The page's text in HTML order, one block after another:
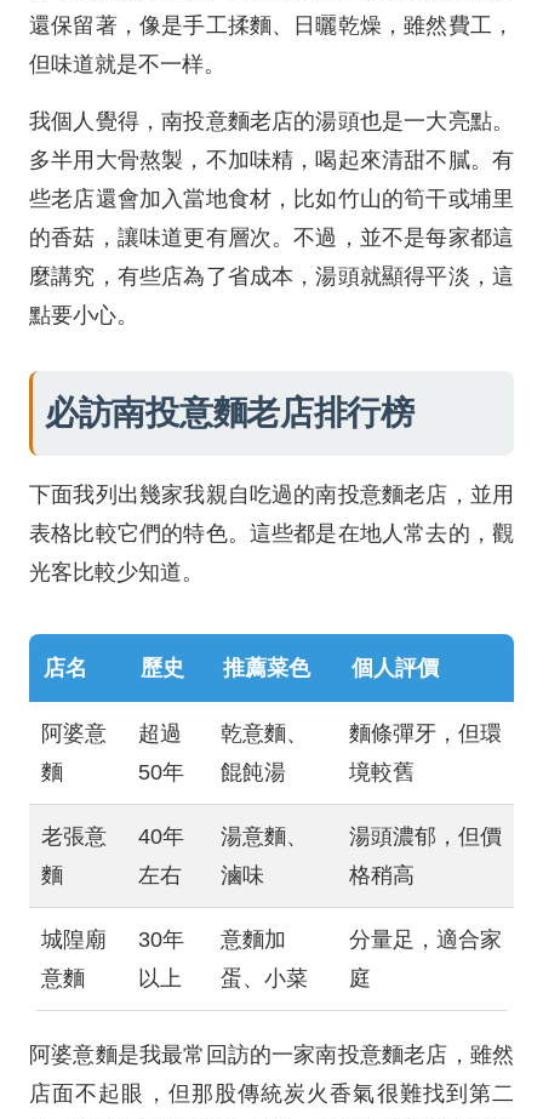
還保留著，像是手工揉麵、日曬乾燥，雖然費工，
但味道就是不一样。
我個人覺得，南投意麵老店的湯頭也是一大亮點。
多半用大骨熬製，不加味精，喝起來清甜不膩。有
些老店還會加入當地食材，比如竹山的筍干或埔里
的香菇，讓味道更有層次。不過，並不是每家都這
麼講究，有些店為了省成本，湯頭就顯得平淡，這
點要小心。
必訪南投意麵老店排行榜
下面我列出幾家我親自吃過的南投意麵老店，並用
表格比較它們的特色。這些都是在地人常去的，觀
光客比較少知道。
店名 歷史 推薦菜色 個人評價
阿婆意
麵
超過
50年
乾意麵、
餛飩湯
麵條彈牙，但環
境較舊
老張意
麵
40年
左右
湯意麵、
滷味
湯頭濃郁，但價
格稍高
城隍廟
意麵
30年
以上
意麵加
蛋、小菜
分量足，適合家
庭
阿婆意麵是我最常回訪的一家南投意麵老店，雖然
店面不起眼，但那股傳統炭火香氣很難找到第二